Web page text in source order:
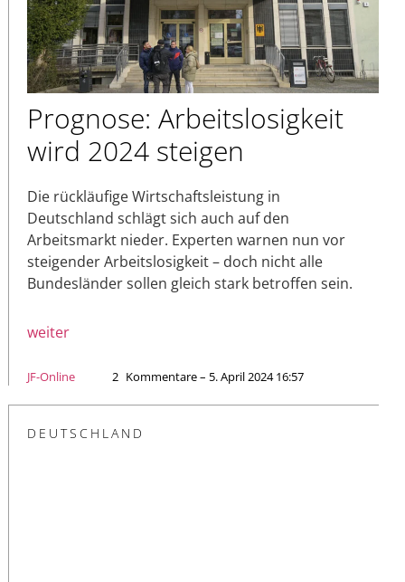
Prognose: Arbeitslosigkeit
wird 2024 steigen
Die rückläufige Wirtschaftsleistung in
Deutschland schlägt sich auch auf den
Arbeitsmarkt nieder. Experten warnen nun vor
steigender Arbeitslosigkeit – doch nicht alle
Bundesländer sollen gleich stark betroffen sein.
weiter
JF-Online 2 Kommentare – 5. April 2024 16:57
DEUTSCHLAND